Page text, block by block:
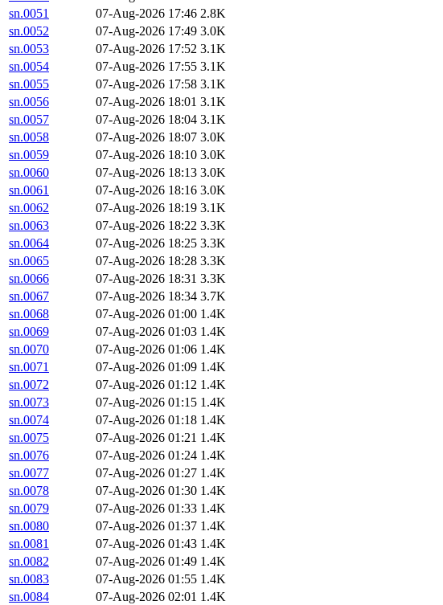
sn.0051
07-Aug-2026 17:46 2.8K
sn.0052
07-Aug-2026 17:49 3.0K
sn.0053
07-Aug-2026 17:52 3.1K
sn.0054
07-Aug-2026 17:55 3.1K
sn.0055
07-Aug-2026 17:58 3.1K
sn.0056
07-Aug-2026 18:01 3.1K
sn.0057
07-Aug-2026 18:04 3.1K
sn.0058
07-Aug-2026 18:07 3.0K
sn.0059
07-Aug-2026 18:10 3.0K
sn.0060
07-Aug-2026 18:13 3.0K
sn.0061
07-Aug-2026 18:16 3.0K
sn.0062
07-Aug-2026 18:19 3.1K
sn.0063
07-Aug-2026 18:22 3.3K
sn.0064
07-Aug-2026 18:25 3.3K
sn.0065
07-Aug-2026 18:28 3.3K
sn.0066
07-Aug-2026 18:31 3.3K
sn.0067
07-Aug-2026 18:34 3.7K
sn.0068
07-Aug-2026 01:00 1.4K
sn.0069
07-Aug-2026 01:03 1.4K
sn.0070
07-Aug-2026 01:06 1.4K
sn.0071
07-Aug-2026 01:09 1.4K
sn.0072
07-Aug-2026 01:12 1.4K
sn.0073
07-Aug-2026 01:15 1.4K
sn.0074
07-Aug-2026 01:18 1.4K
sn.0075
07-Aug-2026 01:21 1.4K
sn.0076
07-Aug-2026 01:24 1.4K
sn.0077
07-Aug-2026 01:27 1.4K
sn.0078
07-Aug-2026 01:30 1.4K
sn.0079
07-Aug-2026 01:33 1.4K
sn.0080
07-Aug-2026 01:37 1.4K
sn.0081
07-Aug-2026 01:43 1.4K
sn.0082
07-Aug-2026 01:49 1.4K
sn.0083
07-Aug-2026 01:55 1.4K
sn.0084
07-Aug-2026 02:01 1.4K